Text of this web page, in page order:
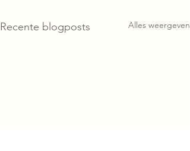
Recente blogposts Alles weergeven